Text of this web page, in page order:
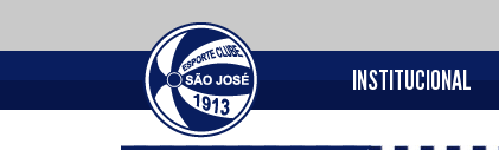
INSTITUCIONAL